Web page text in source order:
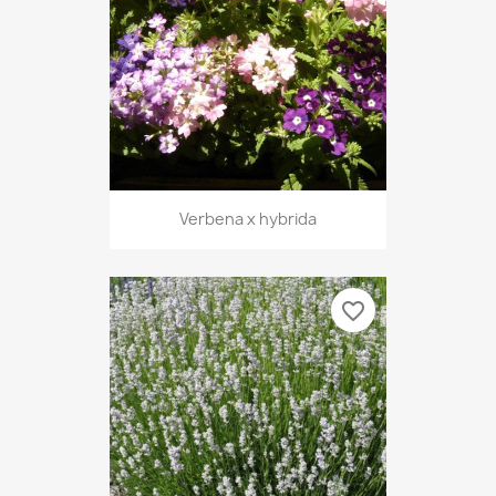
Verbena x hybrida
favorite_border